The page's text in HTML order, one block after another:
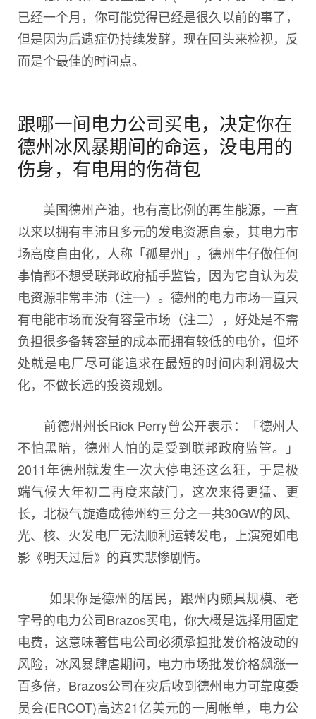
已经一个月，你可能觉得已经是很久以前的事了，
但是因为后遗症仍持续发酵，现在回头来检视，反
而是个最佳的时间点。
跟哪一间电力公司买电，决定你在
德州冰风暴期间的命运，没电用的
伤身，有电用的伤荷包
美国德州产油，也有高比例的再生能源，一直
以来以拥有丰沛且多元的发电资源自豪，其电力市
场高度自由化，人称「孤星州」，德州牛仔做任何
事情都不想受联邦政府插手监管，因为它自认为发
电资源非常丰沛（注一）。德州的电力市场一直只
有电能市场而没有容量市场（注二），好处是不需
负担很多备转容量的成本而拥有较低的电价，但坏
处就是电厂尽可能追求在最短的时间内利润极大
化，不做长远的投资规划。
前德州州长Rick Perry曾公开表示：「德州人
不怕黑暗，德州人怕的是受到联邦政府监管。」
2011年德州就发生一次大停电还这么狂，于是极
端气候大年初二再度来敲门，这次来得更猛、更
长，北极气旋造成德州约三分之一共30GW的风、
光、核、火发电厂无法顺利运转发电，上演宛如电
影《明天过后》的真实悲惨剧情。
如果你是德州的居民，跟州内颇具规模、老
字号的电力公司Brazos买电，你大概是选择用固定
电费，这意味著售电公司必须承担批发价格波动的
风险，冰风暴肆虐期间，电力市场批发价格飙涨一
百多倍，Brazos公司在灾后收到德州电力可靠度委
员会(ERCOT)高达21亿美元的一周帐单，电力公